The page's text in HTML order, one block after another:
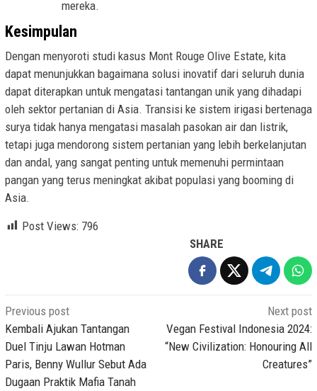
mereka.
Kesimpulan
Dengan menyoroti studi kasus Mont Rouge Olive Estate, kita
dapat menunjukkan bagaimana solusi inovatif dari seluruh dunia
dapat diterapkan untuk mengatasi tantangan unik yang dihadapi
oleh sektor pertanian di Asia. Transisi ke sistem irigasi bertenaga
surya tidak hanya mengatasi masalah pasokan air dan listrik,
tetapi juga mendorong sistem pertanian yang lebih berkelanjutan
dan andal, yang sangat penting untuk memenuhi permintaan
pangan yang terus meningkat akibat populasi yang booming di
Asia.
Post Views: 796
SHARE
Post
navigation
Previous post
Kembali Ajukan Tantangan
Duel Tinju Lawan Hotman
Paris, Benny Wullur Sebut Ada
Dugaan Praktik Mafia Tanah
Next post
Vegan Festival Indonesia 2024:
“New Civilization: Honouring All
Creatures”